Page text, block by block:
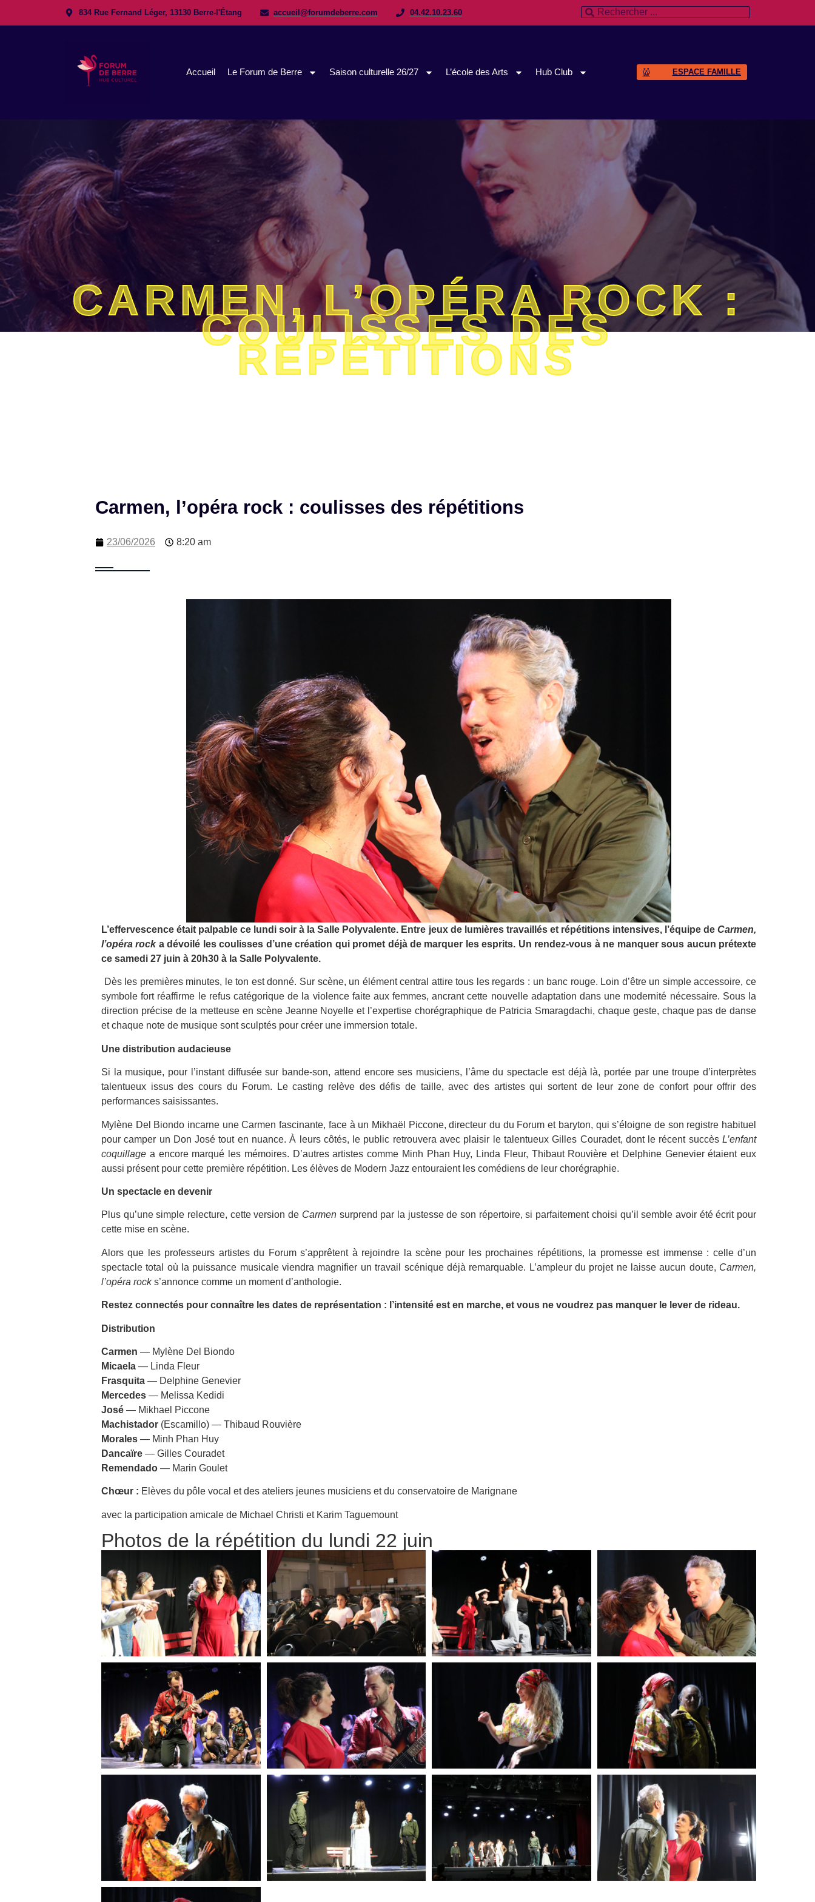
834 Rue Fernand Léger, 13130 Berre-l'Étang accueil@forumdeberre.com 04.42.10.23.60
Accueil Le Forum de Berre Saison culturelle 26/27 L’école des Arts Hub Club ESPACE FAMILLE
CARMEN, L’OPÉRA ROCK :
COULISSES DES
RÉPÉTITIONS
Carmen, l’opéra rock : coulisses des répétitions
23/06/2026 8:20 am
L’effervescence était palpable ce lundi soir à la Salle Polyvalente. Entre jeux de lumières travaillés et répétitions intensives, l’équipe de Carmen,
l’opéra rocka dévoilé les coulisses d’une création qui promet déjà de marquer les esprits. Un rendez-vous à ne manquer sous aucun prétexte
ce samedi 27 juin à 20h30 à la Salle Polyvalente.
Dès les premières minutes, le ton est donné. Sur scène, un élément central attire tous les regards : un banc rouge. Loin d’être un simple accessoire, ce
symbole fort réaffirme le refus catégorique de la violence faite aux femmes, ancrant cette nouvelle adaptation dans une modernité nécessaire. Sous la
direction précise de la metteuse en scène Jeanne Noyelle et l’expertise chorégraphique de Patricia Smaragdachi, chaque geste, chaque pas de danse
et chaque note de musique sont sculptés pour créer une immersion totale.
Une distribution audacieuse
Si la musique, pour l’instant diffusée sur bande-son, attend encore ses musiciens, l’âme du spectacle est déjà là, portée par une troupe d’interprètes
talentueux issus des cours du Forum. Le casting relève des défis de taille, avec des artistes qui sortent de leur zone de confort pour offrir des
performances saisissantes.
Mylène Del Biondo incarne une Carmen fascinante, face à un Mikhaël Piccone, directeur du du Forum et baryton, qui s’éloigne de son registre habituel
pour camper un Don José tout en nuance. À leurs côtés, le public retrouvera avec plaisir le talentueux Gilles Couradet, dont le récent succès L’enfant
coquillage a encore marqué les mémoires. D’autres artistes comme Minh Phan Huy, Linda Fleur, Thibaut Rouvière et Delphine Genevier étaient eux
aussi présent pour cette première répétition. Les élèves de Modern Jazz entouraient les comédiens de leur chorégraphie.
Un spectacle en devenir
Plus qu’une simple relecture, cette version de Carmensurprend par la justesse de son répertoire, si parfaitement choisi qu’il semble avoir été écrit pour
cette mise en scène.
Alors que les professeurs artistes du Forum s’apprêtent à rejoindre la scène pour les prochaines répétitions, la promesse est immense : celle d’un
spectacle total où la puissance musicale viendra magnifier un travail scénique déjà remarquable. L’ampleur du projet ne laisse aucun doute, Carmen,
l’opéra rocks’annonce comme un moment d’anthologie.
Restez connectés pour connaître les dates de représentation : l’intensité est en marche, et vous ne voudrez pas manquer le lever de rideau.
Distribution
Carmen — Mylène Del Biondo
Micaela — Linda Fleur
Frasquita — Delphine Genevier
Mercedes — Melissa Kedidi
José — Mikhael Piccone
Machistador (Escamillo) — Thibaud Rouvière
Morales — Minh Phan Huy
Dancaïre — Gilles Couradet
Remendado — Marin Goulet
Chœur : Elèves du pôle vocal et des ateliers jeunes musiciens et du conservatoire de Marignane
avec la participation amicale de Michael Christi et Karim Taguemount
Photos de la répétition du lundi 22 juin